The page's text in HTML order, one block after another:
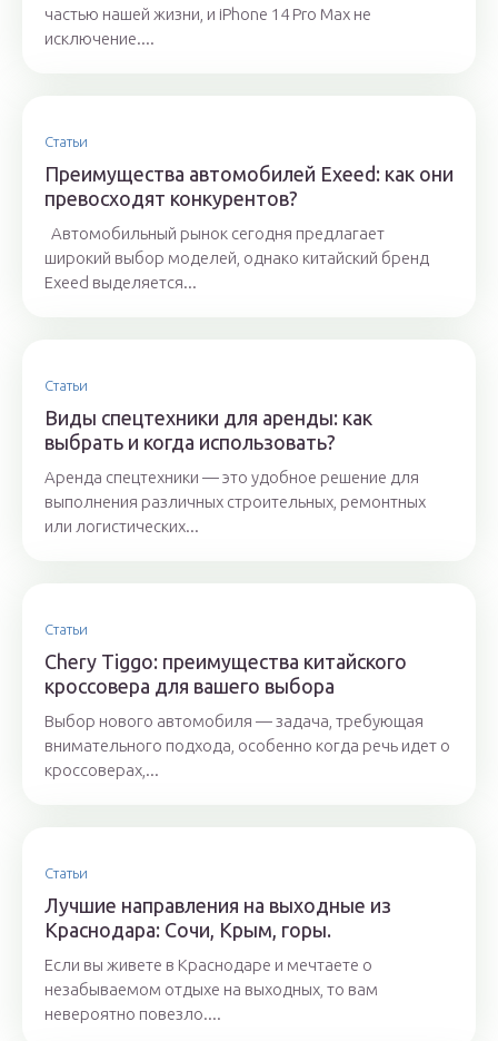
частью нашей жизни, и iPhone 14 Pro Max не
исключение....
Статьи
Преимущества автомобилей Exeed: как они
превосходят конкурентов?
Автомобильный рынок сегодня предлагает
широкий выбор моделей, однако китайский бренд
Exeed выделяется...
Статьи
Виды спецтехники для аренды: как
выбрать и когда использовать?
Аренда спецтехники — это удобное решение для
выполнения различных строительных, ремонтных
или логистических...
Статьи
Chery Tiggo: преимущества китайского
кроссовера для вашего выбора
Выбор нового автомобиля — задача, требующая
внимательного подхода, особенно когда речь идет о
кроссоверах,...
Статьи
Лучшие направления на выходные из
Краснодара: Сочи, Крым, горы.
Если вы живете в Краснодаре и мечтаете о
незабываемом отдыхе на выходных, то вам
невероятно повезло....